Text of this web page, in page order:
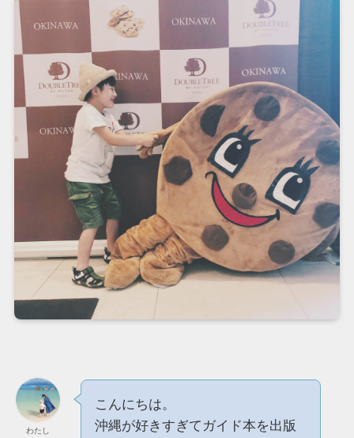
わたし
こんにちは。
沖縄が好きすぎてガイド本を出版